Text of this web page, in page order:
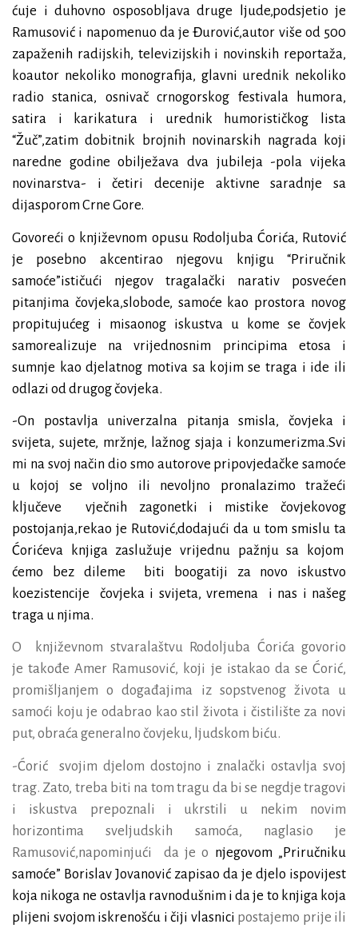
ću­je i du­hov­no ospo­so­blja­va dru­ge lju­de,podsjetio je
Ramusović i napomenuo da je Đurović,autor više od 500
zapaženih radijskih, televizijskih i novinskih reportaža,
koautor nekoliko monografija, glavni urednik nekoliko
radio stanica, osnivač crnogorskog festivala humora,
satira i karikatura i urednik humorističkog lista
“Žuč”,zatim dobitnik brojnih novinarskih nagrada koji
naredne godine obilježava dva jubileja -pola vijeka
novinarstva- i četiri decenije aktivne saradnje sa
dijasporom Crne Gore.
Govoreći o književnom opusu Rodoljuba Ćorića, Rutović
je posebno akcentirao njegovu knjigu “Priručnik
samoće”ističući njegov tragalački narativ posvećen
pitanjima čovjeka,slobode, samoće kao prostora novog
propitujućeg i misaonog iskustva u kome se čovjek
samorealizuje na vrijednosnim principima etosa i
sumnje kao djelatnog motiva sa kojim se traga i ide ili
odlazi od drugog čovjeka.
-On postavlja univerzalna pitanja smisla, čovjeka i
svijeta, sujete, mržnje, lažnog sjaja i konzumerizma.Svi
mi na svoj način dio smo autorove pripovjedačke samoće
u kojoj se voljno ili nevoljno pronalazimo tražeći
ključeve
vječnih zagonetki i mistike čovjekovog
postojanja,rekao je Rutović,dodajući da u tom smislu ta
Ćorićeva knjiga zaslužuje vrijednu pažnju sa kojom
ćemo bez dileme
biti boogatiji za novo iskustvo
koezistencije
čovjeka i svijeta, vremena
i nas i našeg
traga u njima.
O književnom stvaralaštvu Rodoljuba Ćorićagovorio
je takođe Amer Ramusović, koji je istakao da se Ćorić,
promišljanjem o događajima iz sopstvenog života u
samoći koju je odabrao kao stil života i čistilište za novi
put, obraća generalno čovjeku, ljudskom biću.
-Ćorić
svojim djelom dostojno i znalački ostavlja svoj
trag. Zato, treba biti na tom tragu da bi se negdje tragovi
i iskustva prepoznali i ukrstili u nekim novim
horizontima sveljudskih samoća, naglasio je
Ramusović,napominjući
da je o njegovom „Priručniku
samoće” Borislav Jovanović zapisao da je djelo ispovijest
koja nikoga ne ostavlja ravnodušnim i da je to knjiga koja
plijeni svojom iskrenošću i čiji vlasnici postajemo prije ili